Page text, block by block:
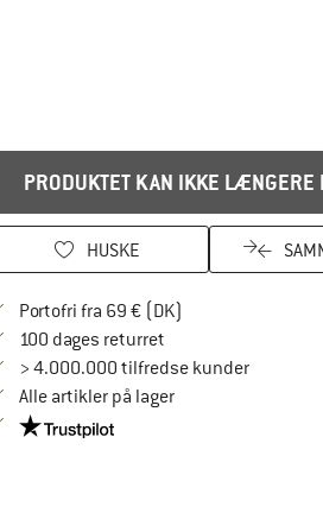
PRODUKTET KAN IKKE LÆNGERE
HUSKE
Portofri fra 69 € (DK)
100 dages returretGå til returretten
> 4.000.000 tilfredse kunder
Alle artikler på lager
Vi er Trustpilot-